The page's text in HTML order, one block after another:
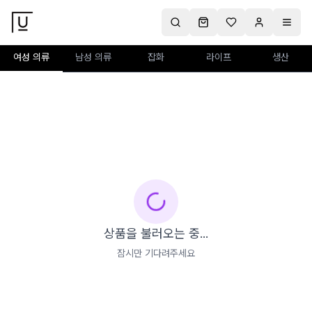
여성 의류 남성 의류 잡화 라이프 생산
상품을 불러오는 중...
잠시만 기다려주세요